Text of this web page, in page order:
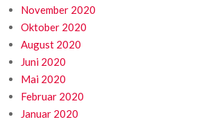
November 2020
Oktober 2020
August 2020
Juni 2020
Mai 2020
Februar 2020
Januar 2020